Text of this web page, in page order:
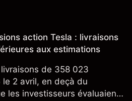
V2G pour le Cybertruck
action Tesla : livraisons
aux estimations
de 358 023
2 avril, en deçà du
les investisseurs évaluaient